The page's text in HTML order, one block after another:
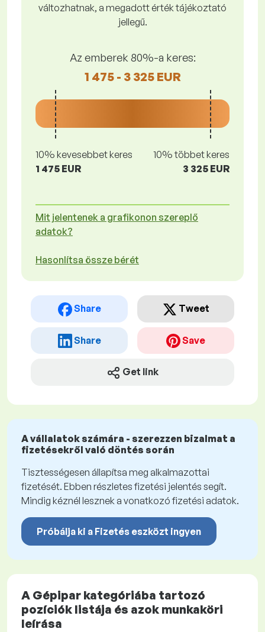
változhatnak, a megadott érték tájékoztató
jellegű.
Az emberek 80%-a keres:
1 475 - 3 325 EUR
10% kevesebbet keres
1 475 EUR
10% többet keres
3 325 EUR
Mit jelentenek a grafikonon szereplő
adatok?
Hasonlítsa össze bérét
Share Tweet
Share Save
Get link
A vállalatok számára - szerezzen bizalmat a
fizetésekről való döntés során
Tisztességesen állapítsa meg alkalmazottai
fizetését. Ebben részletes fizetési jelentés segít.
Mindig kéznél lesznek a vonatkozó fizetési adatok.
Próbálja ki a Fizetés eszközt ingyen
A Gépipar kategóriába tartozó
pozíciók listája és azok munkaköri
leírása